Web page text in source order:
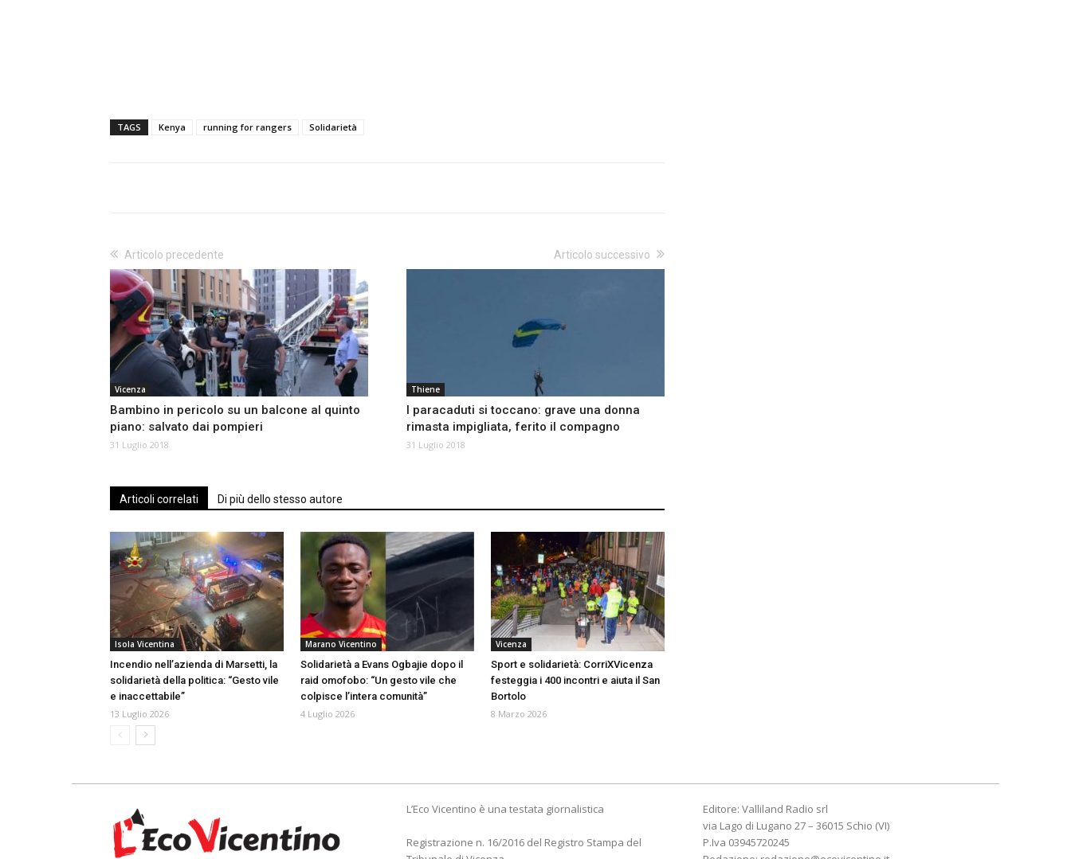
TAGS Kenya running for rangers Solidarietà
Articolo precedente
Vicenza
Bambino in pericolo su un balcone al quinto
piano: salvato dai pompieri
31 Luglio 2018
Articolo successivo
Thiene
I paracaduti si toccano: grave una donna
rimasta impigliata, ferito il compagno
31 Luglio 2018
Articoli correlati Di più dello stesso autore
Isola Vicentina
Incendio nell’azienda di Marsetti, la
solidarietà della politica: “Gesto vile
e inaccettabile”
13 Luglio 2026
Marano Vicentino
Solidarietà a Evans Ogbajie dopo il
raid omofobo: “Un gesto vile che
colpisce l’intera comunità”
4 Luglio 2026
Vicenza
Sport e solidarietà: CorriXVicenza
festeggia i 400 incontri e aiuta il San
Bortolo
8 Marzo 2026
L’Eco Vicentino è una testata giornalistica
Registrazione n. 16/2016 del Registro Stampa del
Editore: Valliland Radio srl
via Lago di Lugano 27 – 36015 Schio (VI)
P.Iva 03945720245